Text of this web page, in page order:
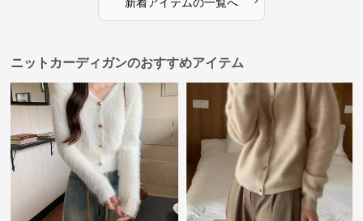
ニットカーディガンのおすすめアイテム